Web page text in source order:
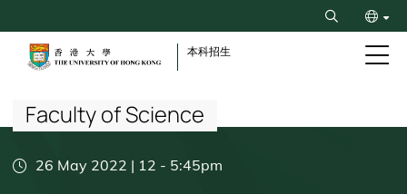
to
content
Search
本科招生
Breadcrumb
Faculty of Science
26 May 2022 | 12 - 5:45pm